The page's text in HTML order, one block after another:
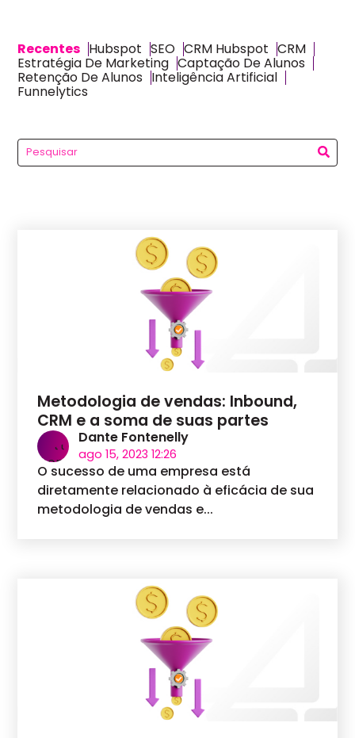
Recentes Hubspot SEO CRM Hubspot CRM
Estratégia De Marketing Captação De Alunos
Retenção De Alunos Inteligência Artificial
Funnelytics
Metodologia de vendas: Inbound,
CRM e a soma de suas partes
Dante Fontenelly
ago 15, 2023 12:26
O sucesso de uma empresa está
diretamente relacionado à eficácia de sua
metodologia de vendas e...